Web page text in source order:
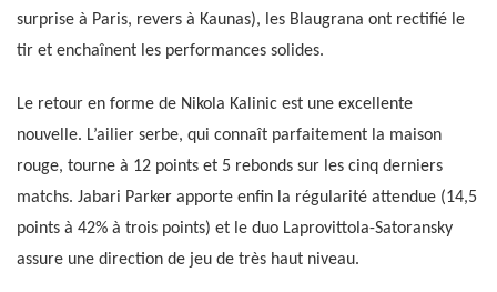
surprise à Paris, revers à Kaunas), les Blaugrana ont rectifié le
tir et enchaînent les performances solides.
Le retour en forme de Nikola Kalinic est une excellente
nouvelle. L’ailier serbe, qui connaît parfaitement la maison
rouge, tourne à 12 points et 5 rebonds sur les cinq derniers
matchs. Jabari Parker apporte enfin la régularité attendue (14,5
points à 42% à trois points) et le duo Laprovittola-Satoransky
assure une direction de jeu de très haut niveau.